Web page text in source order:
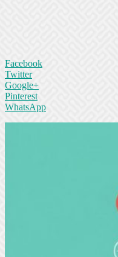
Facebook
Twitter
Google+
Pinterest
WhatsApp